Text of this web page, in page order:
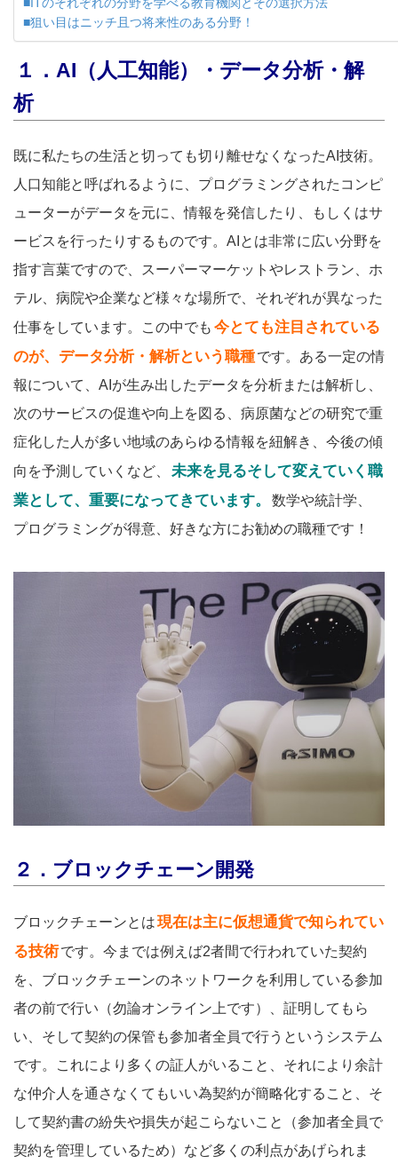
■狙い目はニッチ且つ将来性のある分野！
１．AI（人工知能）・データ分析・解
析
既に私たちの生活と切っても切り離せなくなったAI技術。
人口知能と呼ばれるように、プログラミングされたコンピ
ューターがデータを元に、情報を発信したり、もしくはサ
ービスを行ったりするものです。AIとは非常に広い分野を
指す言葉ですので、スーパーマーケットやレストラン、ホ
テル、病院や企業など様々な場所で、それぞれが異なった
仕事をしています。この中でも 今とても注目されている
のが、データ分析・解析という職種です。ある一定の情
報について、AIが生み出したデータを分析または解析し、
次のサービスの促進や向上を図る、病原菌などの研究で重
症化した人が多い地域のあらゆる情報を紐解き、今後の傾
向を予測していくなど、
未来を見るそして変えていく職
業として、重要になってきています。
数学や統計学、
プログラミングが得意、好きな方にお勧めの職種です！
２．ブロックチェーン開発
ブロックチェーンとは現在は主に仮想通貨で知られてい
る技術です。今までは例えば2者間で行われていた契約
を、ブロックチェーンのネットワークを利用している参加
者の前で行い（勿論オンライン上です）、証明してもら
い、そして契約の保管も参加者全員で行うというシステム
です。これにより多くの証人がいること、それにより余計
な仲介人を通さなくてもいい為契約が簡略化すること、そ
して契約書の紛失や損失が起こらないこと（参加者全員で
契約を管理しているため）など多くの利点があげられま